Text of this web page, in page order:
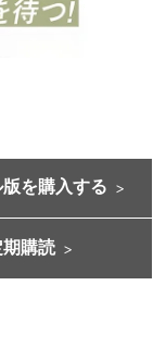
を購入する
購読